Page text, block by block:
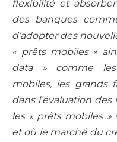
flexibilité et
des banques
d’adopter des
« prêts mobiles »
data » comme
mobiles, les grands
dans l’évaluation
les « prêts mobiles »
et où le marché du